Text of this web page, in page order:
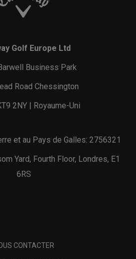
Golf Europe Ltd
Business Park
Road Chessington
2NY | Royaume-Uni
et au Pays de Galles: 2756321
Yard, Fourth Floor, Londres, E1
6RS
CONTACTER